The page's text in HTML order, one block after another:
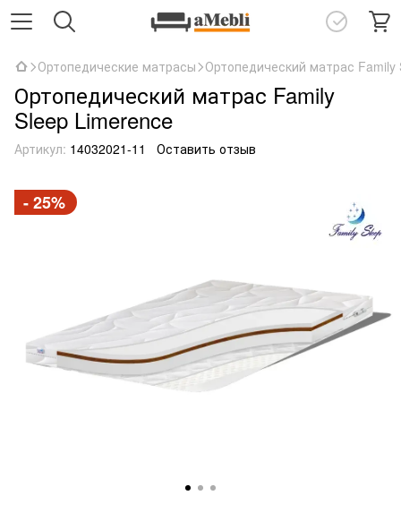
Ортопедические матрасы Ортопедический матрас Family
Ортопедический матрас Family
Sleep Limerence
Артикул: 14032021-11 Оставить отзыв
- 25%